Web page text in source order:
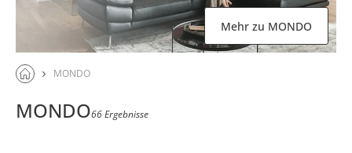
Mehr zu MONDO
MONDO
MONDO66 Ergebnisse